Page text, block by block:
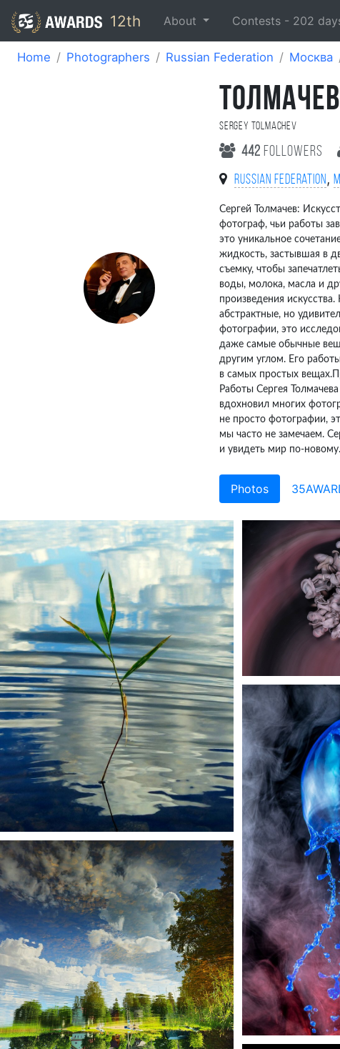
12th About Contests - 202
Home Photographers Russian Federation Москва
Sergey Tolmachev
442 followers
Russian Federation,
Сергей Толмачев:
фотограф, чьи работы
это уникальное
жидкость, застывшая в
съемку, чтобы
воды, молока, масла и
произведения
абстрактные, но
фотографии, это
даже самые обычные
другим углом. Его
в самых простых
Работы Сергея
вдохновил многих
не просто фотографии,
мы часто не замечаем.
и увидеть мир по-новому.
Photos